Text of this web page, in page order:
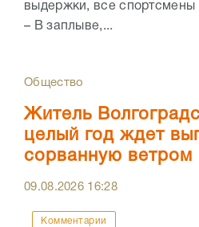
выдержки, все спортсмены
– В заплыве,...
Общество
Житель
целый год ждет
сорванную
09.08.2026 16:28
Комментарии